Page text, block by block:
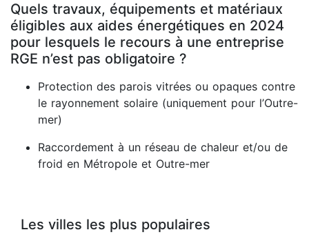
Quels travaux, équipements et matériaux
éligibles aux aides énergétiques en 2024
pour lesquels le recours à une entreprise
RGE n’est pas obligatoire ?
Protection des parois vitrées ou opaques contre
le rayonnement solaire (uniquement pour l’Outre-
mer)
Raccordement à un réseau de chaleur et/ou de
froid en Métropole et Outre-mer
Les villes les plus populaires